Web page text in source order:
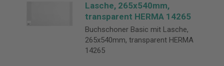
Lasche, 265x540mm,
transparent HERMA 14265
Buchschoner Basic mit Lasche,
265x540mm, transparent HERMA
14265